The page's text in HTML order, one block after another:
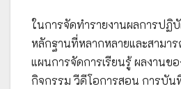
ในการจัดทำรายงานผลการปฏิ
หลักฐานที่หลากหลายและสามา
แผนการจัดการเรียนรู้ ผลงานข
กิจกรรม วีดีโอการสอน การบั